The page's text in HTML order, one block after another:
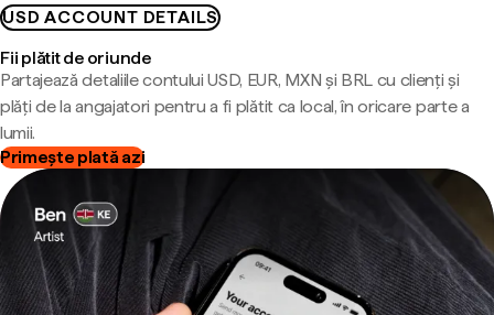
USD ACCOUNT DETAILS
Fii plătit de oriunde
Partajează detaliile contului USD, EUR, MXN și BRL cu clienți și
plăți de la angajatori pentru a fi plătit ca local, în oricare parte a
lumii.
Primește plată azi